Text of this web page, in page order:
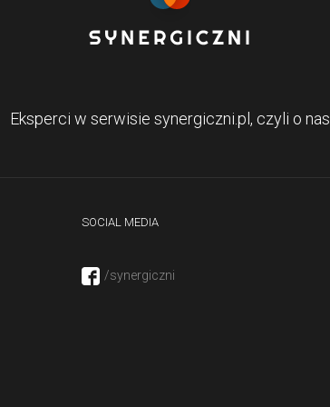
Eksperci w serwisie synergiczni.pl, czyli o nas
SOCIAL MEDIA
/synergiczni